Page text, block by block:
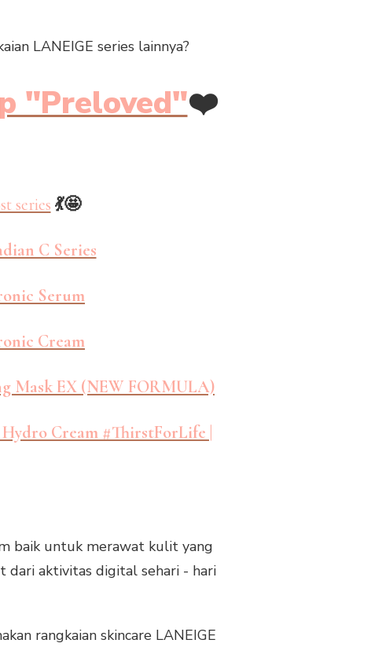
LANEIGE series lainnya?
"Preloved"❤️
series 💃🤩
C Series
Serum
Cream
Mask EX (NEW FORMULA)
Cream #ThirstForLife |
baik untuk merawat kulit yang
dari aktivitas digital sehari - hari
rangkaian skincare LANEIGE